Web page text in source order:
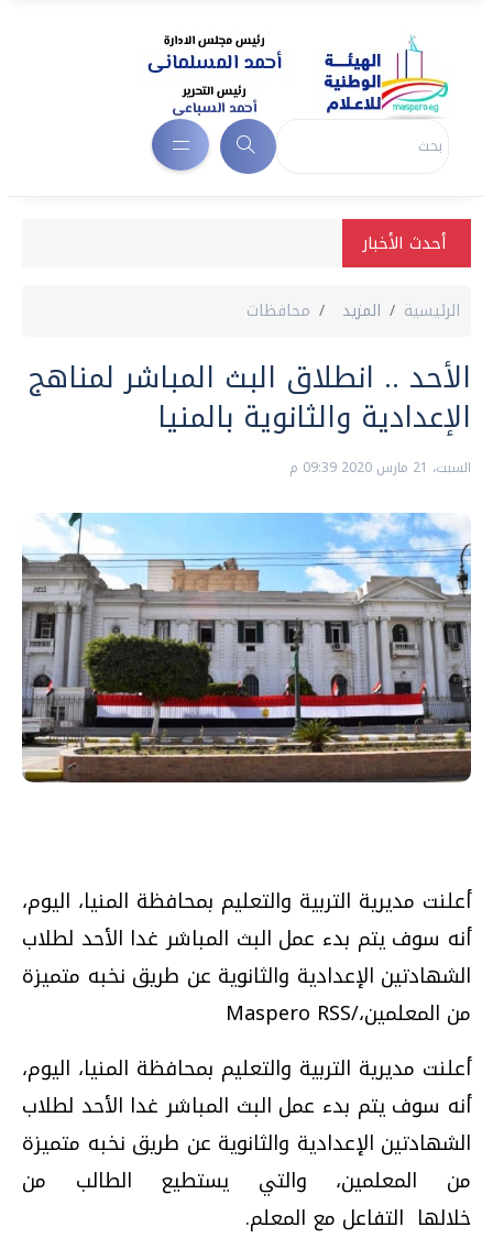
أحدث الأخبار
الرئيسية المزيد محافظات
الأحد .. انطلاق البث المباشر لمناهج
الإعدادية والثانوية بالمنيا
السبت، 21 مارس 2020 09:39 م
أعلنت مديرية التربية والتعليم بمحافظة المنيا، اليوم،
أنه سوف يتم بدء عمل البث المباشر غدا الأحد لطلاب
الشهادتين الإعدادية والثانوية عن طريق نخبه متميزة
من المعلمين،/Maspero RSS
أعلنت مديرية التربية والتعليم بمحافظة المنيا، اليوم،
أنه سوف يتم بدء عمل البث المباشر غدا الأحد لطلاب
الشهادتين الإعدادية والثانوية عن طريق نخبه متميزة
من المعلمين، والتي يستطيع الطالب من
خلالها التفاعل مع المعلم.